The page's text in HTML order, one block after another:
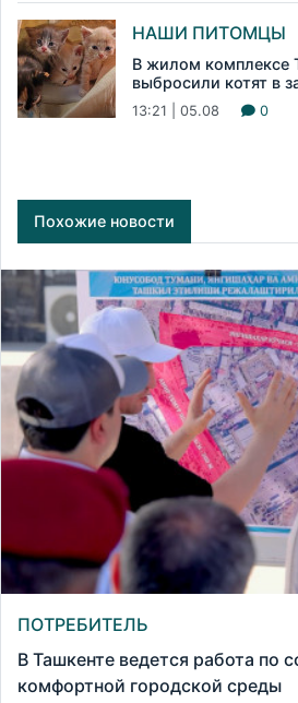
НАШИ ПИТОМЦЫ
В жилом комплексе
выбросили котят в
13:21 | 05.08 0
Похожие новости
ПОТРЕБИТЕЛЬ
В Ташкенте ведется работа по
комфортной городской среды